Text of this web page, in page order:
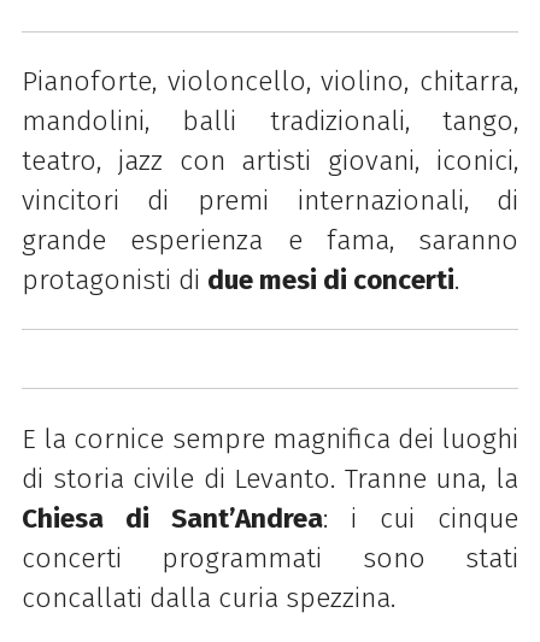
Pianoforte, violoncello, violino, chitarra,
mandolini, balli tradizionali, tango,
teatro, jazz con artisti giovani, iconici,
vincitori di premi internazionali, di
grande esperienza e fama, saranno
protagonisti di due mesi di concerti.
E la cornice sempre magnifica dei luoghi
di storia civile di Levanto. Tranne una, la
Chiesa di Sant’Andrea: i cui cinque
concerti programmati sono stati
concallati dalla curia spezzina.